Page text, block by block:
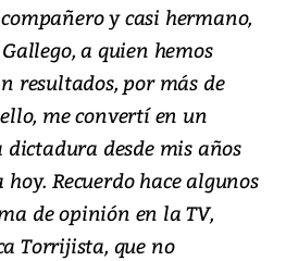
y casi hermano,
a quien hemos
resultados, por más de
me convertí en un
desde mis años
Recuerdo hace algunos
de opinión en la TV,
Torrijista, que no